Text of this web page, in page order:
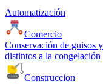
Automatización
Comercio
Conservación de guisos
distintos a la congelación
Construccion